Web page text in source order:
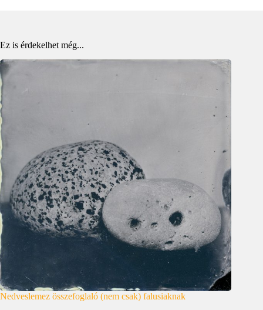
Ez is érdekelhet még...
Nedveslemez összefoglaló (nem csak) falusiaknak